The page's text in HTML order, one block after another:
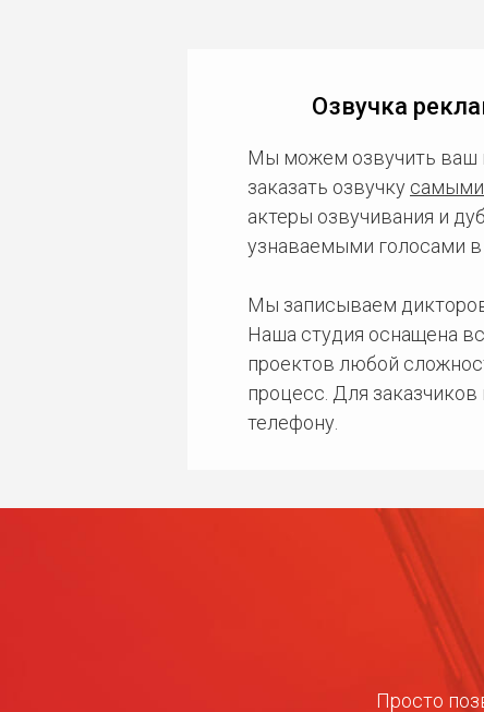
Озвучка
Мы можем озвучить ваш
заказать озвучку
актеры озвучивания и
узнаваемыми голосами
Мы записываем
Наша студия оснащена
проектов любой
процесс. Для
телефону.
Просто